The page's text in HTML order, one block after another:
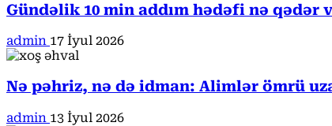
Gündəlik 10 min addım hədəfi nə
admin 17 İyul 2026
Nə pəhriz, nə də idman: Alimlər ömrü
admin 13 İyul 2026